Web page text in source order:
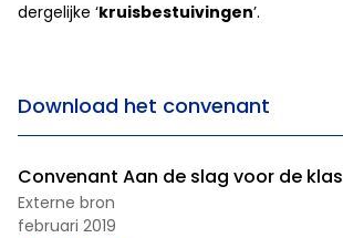
dergelijke ‘kruisbestuivingen’.
Download het convenant
Convenant Aan de slag voor de klas
Externe bron
februari 2019